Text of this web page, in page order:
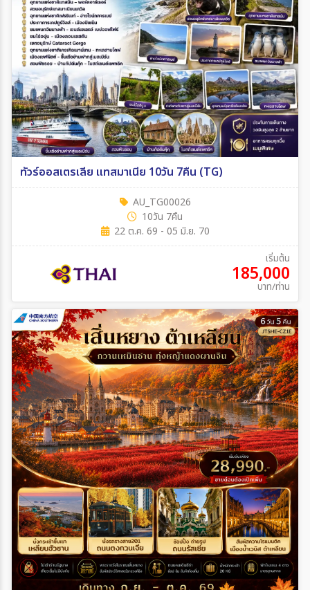
ทัวร์ออสเตรเลีย แทสมาเนีย 10วัน 7คืน (TG)
AU_TG00026
10วัน 7คืน
22 ต.ค. 69 - 05 มิ.ย. 70
เริ่มต้น
185,000
บาท/ท่าน